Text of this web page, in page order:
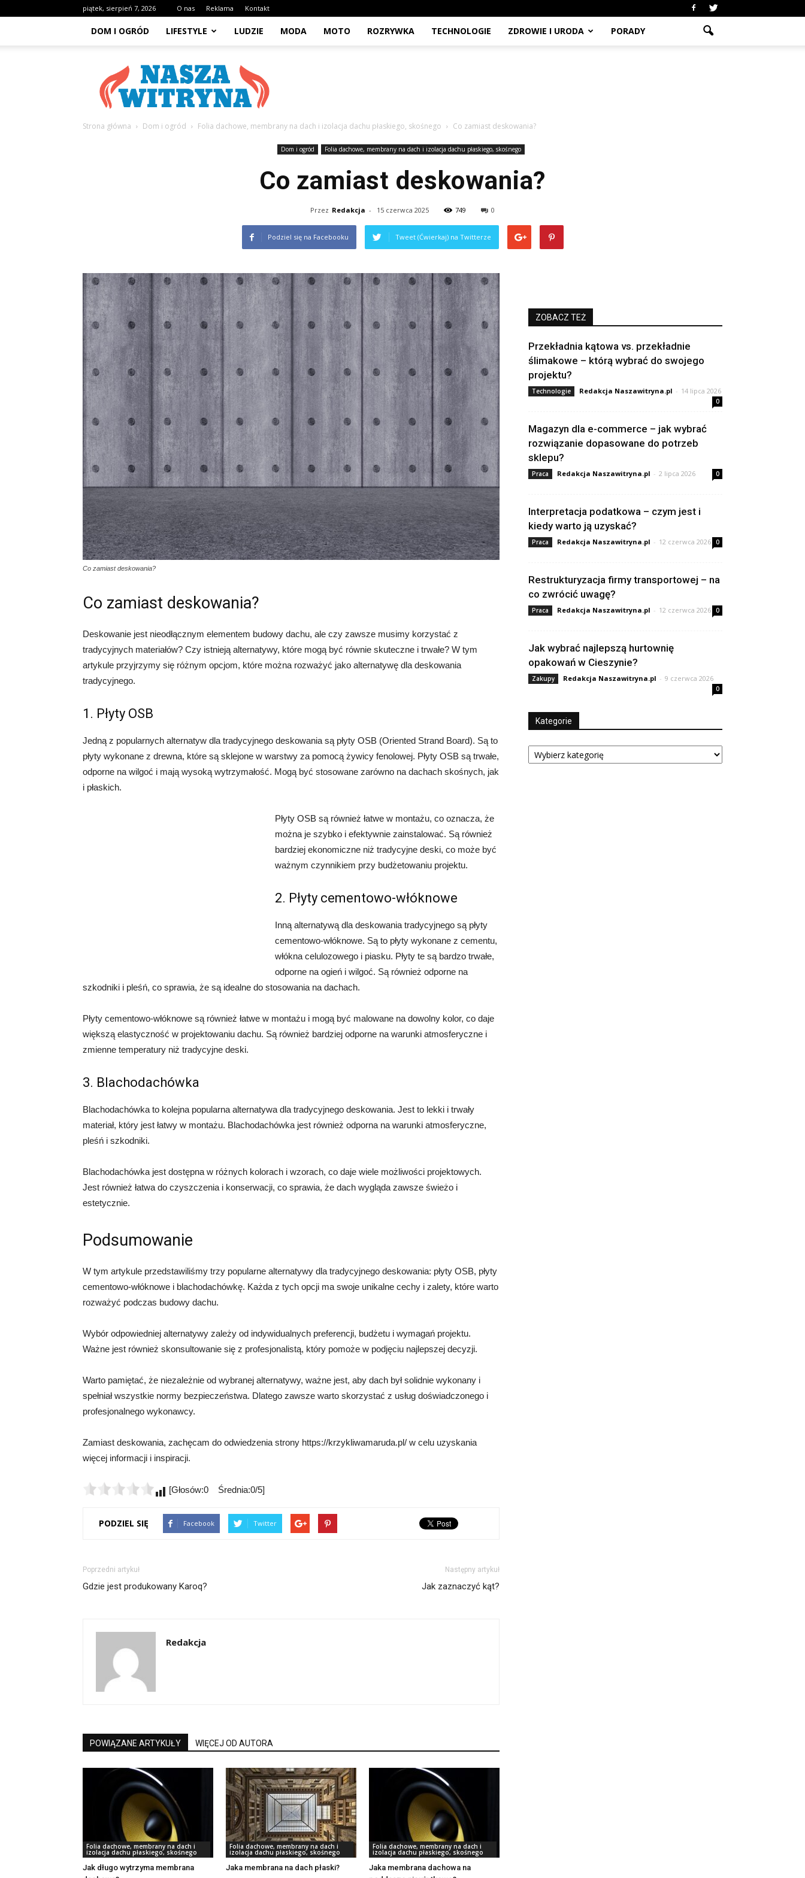
piątek, sierpień 7, 2026 O nas Reklama Kontakt
DOM I OGRÓD LIFESTYLE LUDZIE MODA MOTO ROZRYWKA TECHNOLOGIE ZDROWIE I URODA PORADY
NaszaWitryna.pl
Strona główna Dom i ogród Folia dachowe, membrany na dach i izolacja dachu płaskiego, skośnego Co zamiast deskowania?
Dom i ogród Folia dachowe, membrany na dach i izolacja dachu płaskiego, skośnego
Co zamiast deskowania?
Przez Redakcja - 15 czerwca 2025 749 0
Podziel się na Facebooku Tweet (Ćwierkaj) na Twitterze
Co zamiast deskowania?
Co zamiast deskowania?
Deskowanie jest nieodłącznym elementem budowy dachu, ale czy zawsze musimy korzystać z
tradycyjnych materiałów? Czy istnieją alternatywy, które mogą być równie skuteczne i trwałe? W tym
artykule przyjrzymy się różnym opcjom, które można rozważyć jako alternatywę dla deskowania
tradycyjnego.
1. Płyty OSB
Jedną z popularnych alternatyw dla tradycyjnego deskowania są płyty OSB (Oriented Strand Board). Są to
płyty wykonane z drewna, które są sklejone w warstwy za pomocą żywicy fenolowej. Płyty OSB są trwałe,
odporne na wilgoć i mają wysoką wytrzymałość. Mogą być stosowane zarówno na dachach skośnych, jak
i płaskich.
Płyty OSB są również łatwe w montażu, co oznacza, że
można je szybko i efektywnie zainstalować. Są również
bardziej ekonomiczne niż tradycyjne deski, co może być
ważnym czynnikiem przy budżetowaniu projektu.
2. Płyty cementowo-włóknowe
Inną alternatywą dla deskowania tradycyjnego są płyty
cementowo-włóknowe. Są to płyty wykonane z cementu,
włókna celulozowego i piasku. Płyty te są bardzo trwałe,
odporne na ogień i wilgoć. Są również odporne na
szkodniki i pleśń, co sprawia, że są idealne do stosowania na dachach.
Płyty cementowo-włóknowe są również łatwe w montażu i mogą być malowane na dowolny kolor, co daje
większą elastyczność w projektowaniu dachu. Są również bardziej odporne na warunki atmosferyczne i
zmienne temperatury niż tradycyjne deski.
3. Blachodachówka
Blachodachówka to kolejna popularna alternatywa dla tradycyjnego deskowania. Jest to lekki i trwały
materiał, który jest łatwy w montażu. Blachodachówka jest również odporna na warunki atmosferyczne,
pleśń i szkodniki.
Blachodachówka jest dostępna w różnych kolorach i wzorach, co daje wiele możliwości projektowych.
Jest również łatwa do czyszczenia i konserwacji, co sprawia, że dach wygląda zawsze świeżo i
estetycznie.
Podsumowanie
W tym artykule przedstawiliśmy trzy popularne alternatywy dla tradycyjnego deskowania: płyty OSB, płyty
cementowo-włóknowe i blachodachówkę. Każda z tych opcji ma swoje unikalne cechy i zalety, które warto
rozważyć podczas budowy dachu.
Wybór odpowiedniej alternatywy zależy od indywidualnych preferencji, budżetu i wymagań projektu.
Ważne jest również skonsultowanie się z profesjonalistą, który pomoże w podjęciu najlepszej decyzji.
Warto pamiętać, że niezależnie od wybranej alternatywy, ważne jest, aby dach był solidnie wykonany i
spełniał wszystkie normy bezpieczeństwa. Dlatego zawsze warto skorzystać z usług doświadczonego i
profesjonalnego wykonawcy.
Zamiast deskowania, zachęcam do odwiedzenia strony https://krzykliwamaruda.pl/ w celu uzyskania
więcej informacji i inspiracji.
[Głosów:0 Średnia:0/5]
PODZIEL SIĘ Facebook Twitter
Poprzedni artykuł
Gdzie jest produkowany Karoq?
Następny artykuł
Jak zaznaczyć kąt?
Redakcja
POWIĄZANE ARTYKUŁY WIĘCEJ OD AUTORA
Folia dachowe, membrany na dach i
izolacja dachu płaskiego, skośnego
Jak długo wytrzyma membrana
Folia dachowe, membrany na dach i
izolacja dachu płaskiego, skośnego
Jaka membrana na dach płaski?
Folia dachowe, membrany na dach i
izolacja dachu płaskiego, skośnego
Jaka membrana dachowa na
ZOBACZ TEŻ
Przekładnia kątowa vs. przekładnie
ślimakowe – którą wybrać do swojego
projektu?
Technologie Redakcja Naszawitryna.pl - 14 lipca 2026
0
Magazyn dla e-commerce – jak wybrać
rozwiązanie dopasowane do potrzeb
sklepu?
Praca Redakcja Naszawitryna.pl - 2 lipca 2026 0
Interpretacja podatkowa – czym jest i
kiedy warto ją uzyskać?
Praca Redakcja Naszawitryna.pl - 12 czerwca 2026 0
Restrukturyzacja firmy transportowej – na
co zwrócić uwagę?
Praca Redakcja Naszawitryna.pl - 12 czerwca 2026 0
Jak wybrać najlepszą hurtownię
opakowań w Cieszynie?
Zakupy Redakcja Naszawitryna.pl - 9 czerwca 2026
0
Kategorie
Kategorie